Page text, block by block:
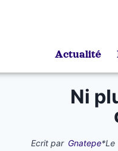
Actualité
Ni
Ecrit par Gnatepe*Le